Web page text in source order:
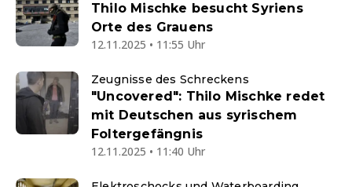
Thilo Mischke besucht Syriens
Orte des Grauens
12.11.2025 • 11:55 Uhr
Zeugnisse des Schreckens
"Uncovered": Thilo Mischke redet
mit Deutschen aus syrischem
Foltergefängnis
12.11.2025 • 11:40 Uhr